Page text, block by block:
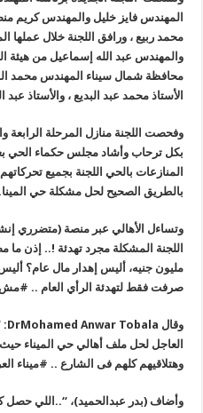
المهندس فايز خليل والمهندس كريم
محمد ربيع ، ورافق اللجنة خلال عملها
والمهندس عبد الله إسماعيل من هيئة
محافظة شمال سيناء المهندس محمد
الأستاذ محمد عبد البديع ، والأستاذ عبد
وفحصت اللجنة منازل المرحلة الرابعة
بكل ترحاب وأشاد مجلس حكماء الحي
المنازعات بالحي اللجنة بجميع
بالطريق الصحيح لحل مشكلة حي
وتساءل الأهالي عبر منصة (متضرري
اللجنة المشكلة مجرد تهدئة !.. إذن ما
مليون جنيه، أليس إهدار مال عام؟
صرفت فقط لتهدئة الرأي العام .. #مش
وقال DrMohamed Anwar Tobala: “..
العاجل لحل ملف أهالي حي الميناء حيث
وهتلاقيهم كلهم فى الشارع .. #ميناء
وأضاف (بدر عبدالحميد)، “..اللي حصل